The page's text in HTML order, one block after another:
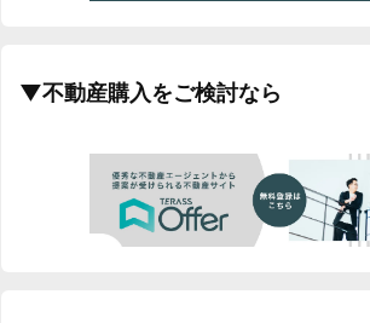
▼不動産購入をご検討なら